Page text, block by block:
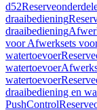
d52
draaibediening
draaibediening
voor Afwerksets
watertoevoer
watertoevoer
watertoevoer
draaibediening en
PushControl